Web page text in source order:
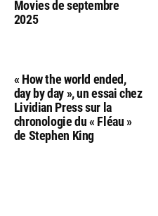
Movies de septembre
2025
« How the world ended,
day by day », un essai chez
Lividian Press sur la
chronologie du « Fléau »
de Stephen King